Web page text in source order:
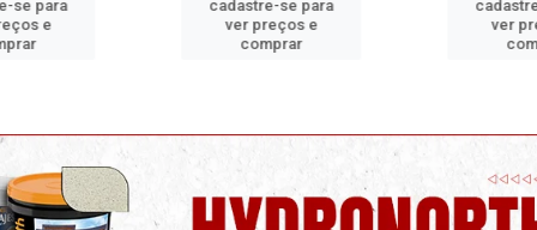
se para
e
cadastre-se para
ver preços e
comprar
ver